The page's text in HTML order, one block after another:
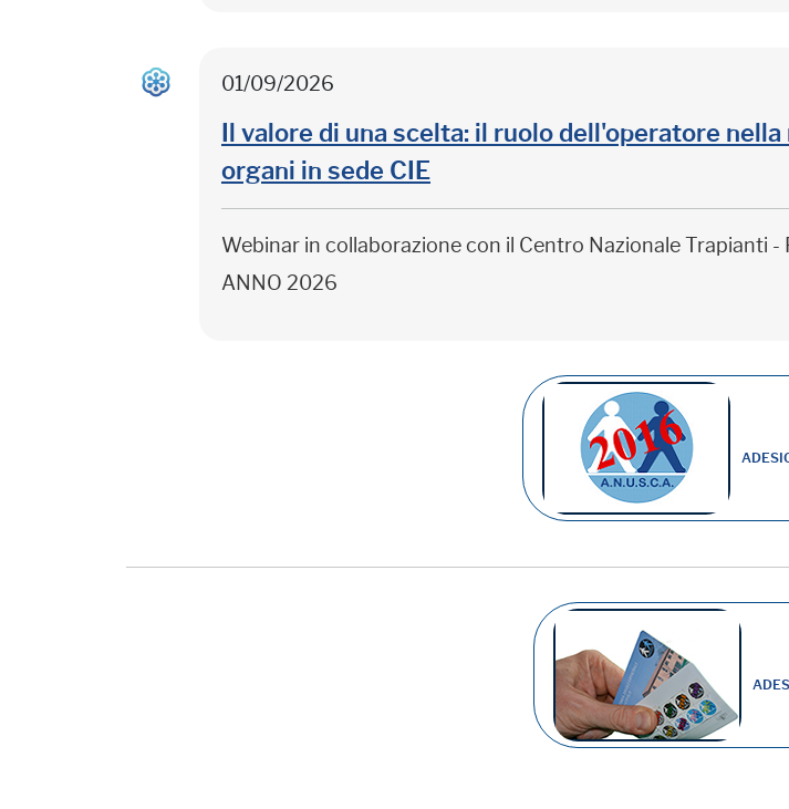
01/09/2026
Il valore di una scelta: il ruolo dell'operatore
organi in sede CIE
Webinar in collaborazione con il Centro Nazionale Trapianti -
ANNO 2026